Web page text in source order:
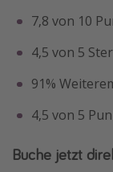
7,8 von 10
4,5 von 5
91%
4,5 von 5
Buche jetzt